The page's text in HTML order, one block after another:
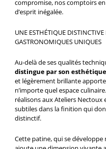
compromise, nos comptoirs
d’esprit inégalée.
UNE ESTHÉTIQUE DISTINCTIVE
GASTRONOMIQUES UNIQUES
Au-delà de ses qualités
distingue par son
et légèrement brillante
n’importe quel espace
réalisons aux Ateliers Nectoux
subtiles dans la finition qui
distinctif.
Cette patine, qui se